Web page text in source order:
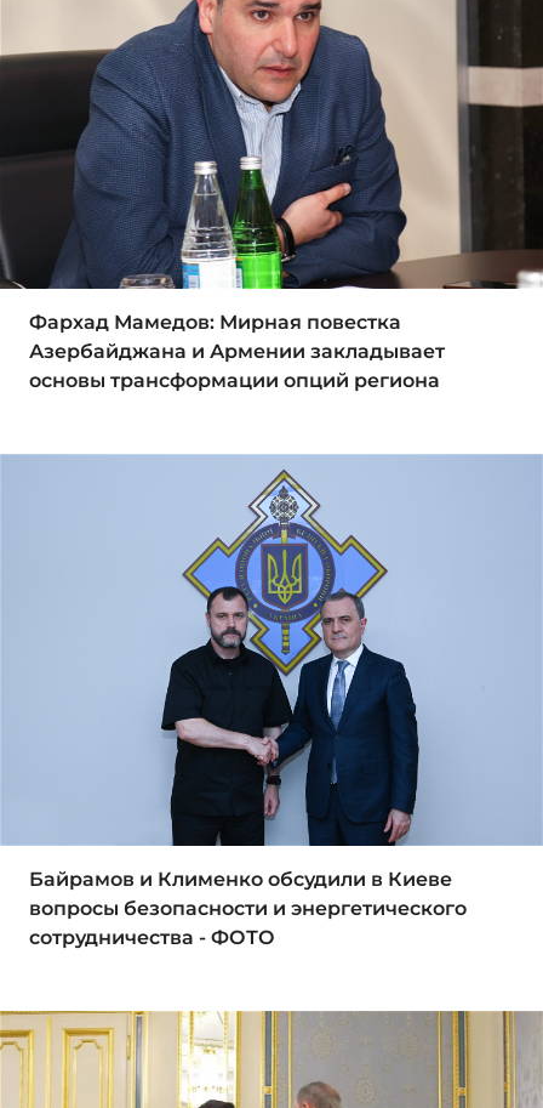
Фархад Мамедов: Мирная повестка
Азербайджана и Армении закладывает
основы трансформации опций региона
Байрамов и Клименко обсудили в Киеве
вопросы безопасности и энергетического
сотрудничества - ФОТО